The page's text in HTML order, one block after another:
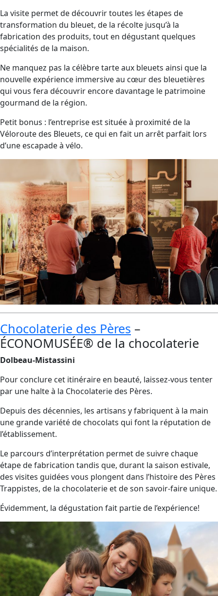
La visite permet de découvrir toutes les étapes de
transformation du bleuet, de la récolte jusqu’à la
fabrication des produits, tout en dégustant quelques
spécialités de la maison.
Ne manquez pas la célèbre tarte aux bleuets ainsi que la
nouvelle expérience immersive au cœur des bleuetières
qui vous fera découvrir encore davantage le patrimoine
gourmand de la région.
Petit bonus : l’entreprise est située à proximité de la
Véloroute des Bleuets, ce qui en fait un arrêt parfait lors
d’une escapade à vélo.
Chocolaterie des Pères –
ÉCONOMUSÉE® de la chocolaterie
Dolbeau-Mistassini
Pour conclure cet itinéraire en beauté, laissez-vous tenter
par une halte à la Chocolaterie des Pères.
Depuis des décennies, les artisans y fabriquent à la main
une grande variété de chocolats qui font la réputation de
l’établissement.
Le parcours d’interprétation permet de suivre chaque
étape de fabrication tandis que, durant la saison estivale,
des visites guidées vous plongent dans l’histoire des Pères
Trappistes, de la chocolaterie et de son savoir-faire unique.
Évidemment, la dégustation fait partie de l’expérience!